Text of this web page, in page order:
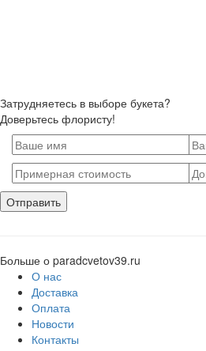
Затрудняетесь в выборе букета?
Доверьтесь флористу!
Больше о paradcvetov39.ru
О нас
Доставка
Оплата
Новости
Контакты